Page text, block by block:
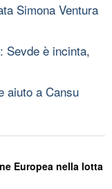
Simona Ventura
Sevde è incinta,
aiuto a Cansu
Europea nella lotta